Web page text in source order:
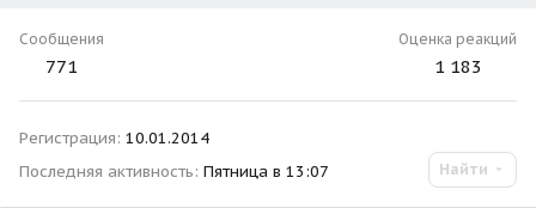
Сообщения
771
Оценка реакций
1 183
Регистрация 10.01.2014
Последняя активность Пятница в 13:07 Найти